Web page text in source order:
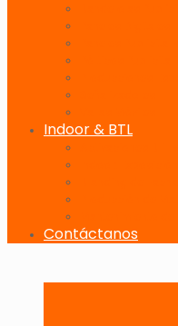
Indoor & BTL
Contáctanos